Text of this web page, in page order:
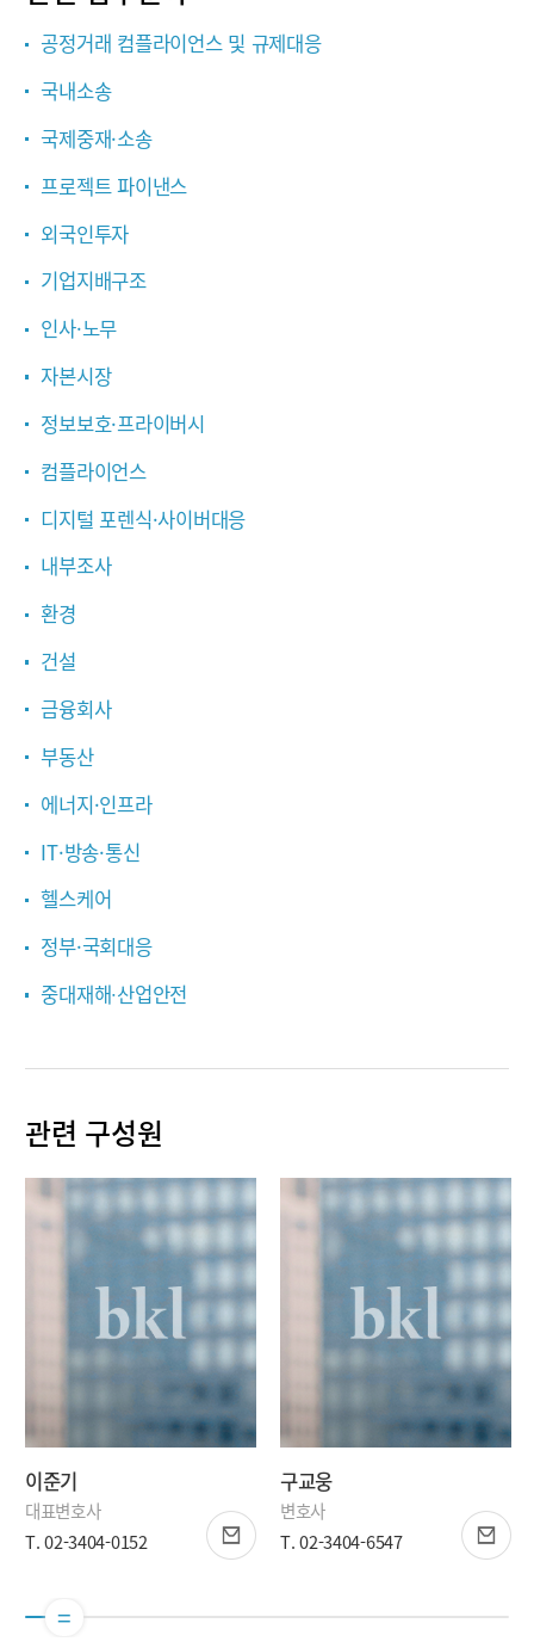
공정거래 컴플라이언스 및 규제대응
국내소송
국제중재·소송
프로젝트 파이낸스
외국인투자
기업지배구조
인사·노무
자본시장
정보보호·프라이버시
컴플라이언스
디지털 포렌식·사이버대응
내부조사
환경
건설
금융회사
부동산
에너지·인프라
IT·방송·통신
헬스케어
정부·국회대응
중대재해∙산업안전
관련 구성원
이준기
대표변호사
T. 02-3404-0152
구교웅
변호사
T. 02-3404-6547